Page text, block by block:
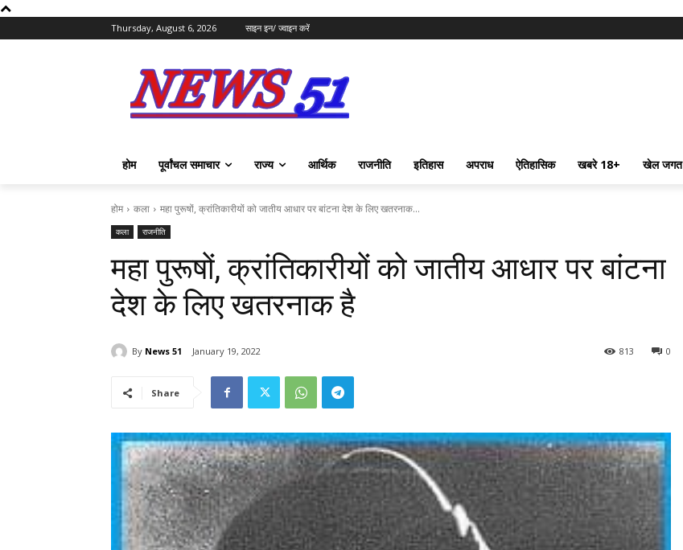
Thursday, August 6, 2026 साइन इन/ ज्वाइन करें
होम पूर्वांचल समाचार राज्य आर्थिक राजनीति इतिहास अपराध ऐतिहासिक खबरे 18+ खेल जगत
होम कला महा पुरूषों, क्रांतिकारीयों को जातीय आधार पर बांटना देश के लिए खतरनाक...
कला राजनीति
महा पुरूषों, क्रांतिकारीयों को जातीय आधार पर बांटना
देश के लिए खतरनाक है
By News 51 January 19, 2022 0
813
Share